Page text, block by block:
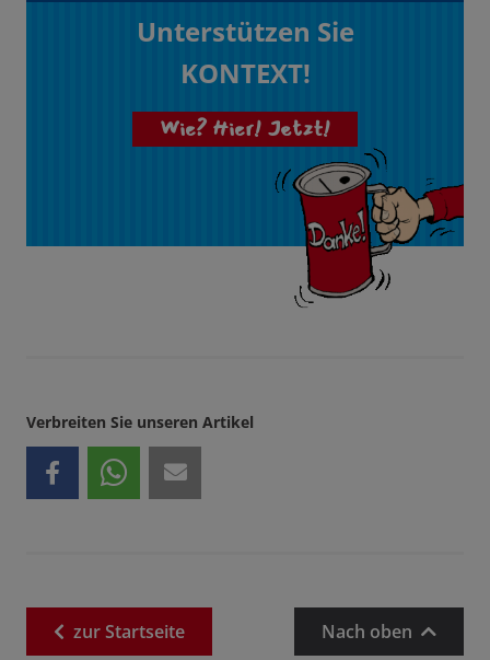
Unterstützen Sie
KONTEXT!
Wie? Hier! Jetzt!
Verbreiten Sie unseren Artikel
zurStartseite Nach oben